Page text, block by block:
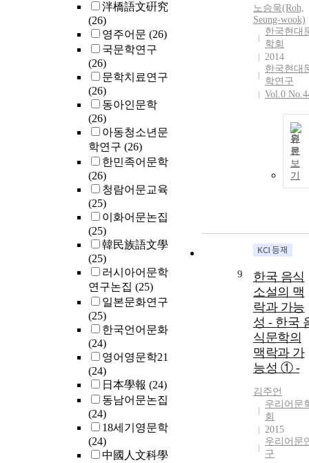
泮橋語文硏究
(26)
영주어문 (26)
국문학연구
(26)
문학치료연구
(26)
동아인문학
(26)
아동청소년문
학연구 (26)
한민족어문학
(26)
청람어문교육
(25)
이화어문논집
(25)
韓民族語文學
(25)
러시아어문학
연구논집 (25)
일본문화연구
(25)
한국언어문화
(24)
영어영문학21
(24)
日本學報 (24)
동남어문논집
(24)
18세기영문학
(24)
中國人文科學
노승욱(Roh,
Seung-wook)
한국현대
학회
2014
한국현대
학연구
Vol.0
원
문
보
기
9
한국 음식
소설의 맥
락과 가능
성 - 한국
식문학의
맥락과 가
능성 ① -
김주언
우리어문
회
2015
우리어문
구